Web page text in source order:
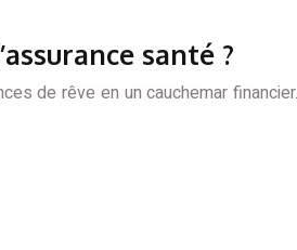
santé ?
de rêve en un cauchemar